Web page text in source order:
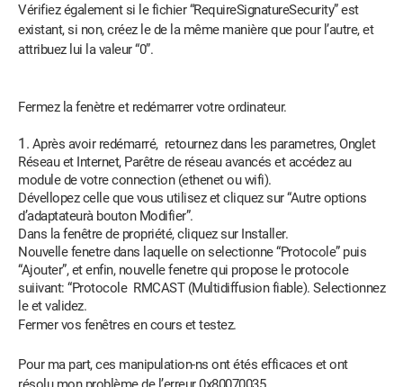
Vérifiez également si le fichier “RequireSignatureSecurity” est
existant, si non, créez le de la même manière que pour l’autre, et
attribuez lui la valeur “0”.
Fermez la fenètre et redémarrer votre ordinateur.
Après avoir redémarré, retournez dans les parametres, Onglet
Réseau et Internet, Parêtre de réseau avancés et accédez au
module de votre connection (ethenet ou wifi).
Dévellopez celle que vous utilisez et cliquez sur “Autre options
d’adaptateurà bouton Modifier”.
Dans la fenêtre de propriété, cliquez sur Installer.
Nouvelle fenetre dans laquelle on selectionne “Protocole” puis
“Ajouter”, et enfin, nouvelle fenetre qui propose le protocole
suiivant: “Protocole RMCAST (Multidiffusion fiable). Selectionnez
le et validez.
Fermer vos fenêtres en cours et testez.
Pour ma part, ces manipulation-ns ont étés efficaces et ont